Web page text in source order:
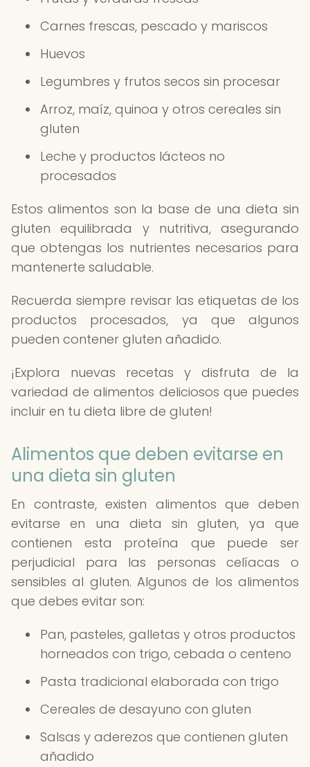
Carnes frescas, pescado y mariscos
Huevos
Legumbres y frutos secos sin procesar
Arroz, maíz, quinoa y otros cereales sin
gluten
Leche y productos lácteos no
procesados
Estos alimentos son la base de una dieta sin
gluten equilibrada y nutritiva, asegurando
que obtengas los nutrientes necesarios para
mantenerte saludable.
Recuerda siempre revisar las etiquetas de los
productos procesados, ya que algunos
pueden contener gluten añadido.
¡Explora nuevas recetas y disfruta de la
variedad de alimentos deliciosos que puedes
incluir en tu dieta libre de gluten!
Alimentos que deben evitarse en
una dieta sin gluten
En contraste, existen alimentos que deben
evitarse en una dieta sin gluten, ya que
contienen esta proteína que puede ser
perjudicial para las personas celíacas o
sensibles al gluten. Algunos de los alimentos
que debes evitar son:
Pan, pasteles, galletas y otros productos
horneados con trigo, cebada o centeno
Pasta tradicional elaborada con trigo
Cereales de desayuno con gluten
Salsas y aderezos que contienen gluten
añadido